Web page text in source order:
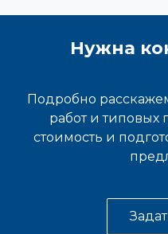
Нужна
Подробно
работ и типовых
стоимость и